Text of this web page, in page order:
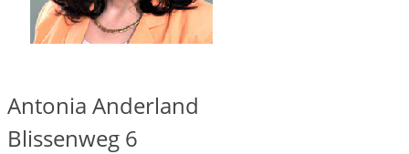
Antonia Anderland
Blissenweg 6